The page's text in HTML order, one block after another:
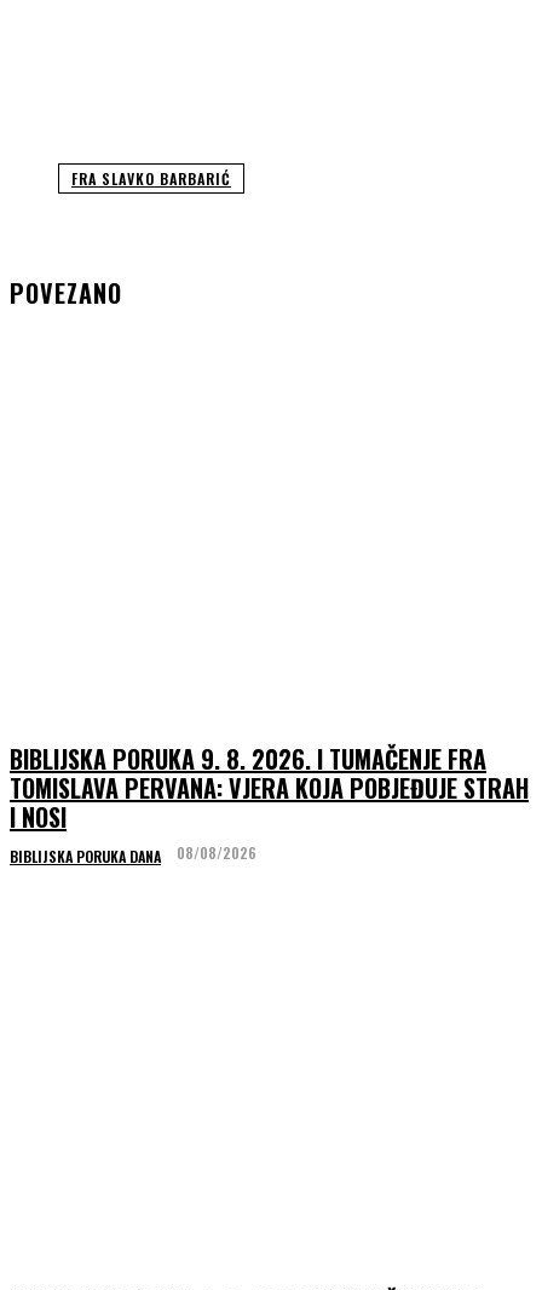
FRA SLAVKO BARBARIĆ
POVEZANO
BIBLIJSKA PORUKA 9. 8. 2026. I TUMAČENJE FRA
TOMISLAVA PERVANA: VJERA KOJA POBJEĐUJE STRAH
I NOSI
BIBLIJSKA PORUKA DANA 08/08/2026